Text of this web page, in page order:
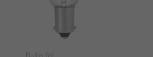
Bulbs 6V